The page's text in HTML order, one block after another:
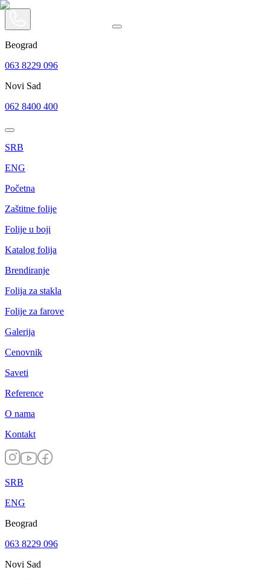
Beograd
063 8229 096
Novi Sad
062 8400 400
SRB
ENG
Početna
Zaštitne folije
Folije u boji
Katalog folija
Brendiranje
Folija za stakla
Folije za farove
Galerija
Cenovnik
Saveti
Reference
O nama
Kontakt
SRB
ENG
Beograd
063 8229 096
Novi Sad